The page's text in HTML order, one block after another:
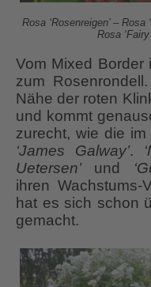
Rosa ‘Rosenreigen’ – Rosa
Rosa
Vom Mixed Border
zum Rosenrondell.
Nähe der roten
und kommt
zurecht, wie die
‘James Galway’.
Uetersen’und
ihren Wachstums-
hat es sich schon
gemacht.